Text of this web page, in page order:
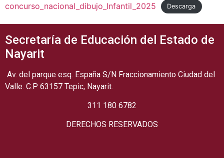
concurso_nacional_dibujo_Infantil_2025 Descarga
Secretaría de Educación del Estado de
Nayarit
Av. del parque esq. España S/N Fraccionamiento Ciudad del
Valle. C.P 63157 Tepic, Nayarit.
311 180 6782
DERECHOS RESERVADOS